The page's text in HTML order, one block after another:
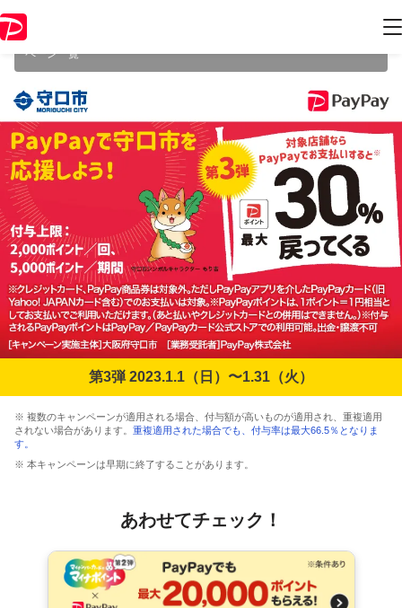
ジ内の情報はキャンペーン終了時点のものになります。
ペーン一覧
第3弾 2023.1.1（日）〜1.31（火）
※ 複数のキャンペーンが適用される場合、付与額が高いものが適用され、重複適用
されない場合があります。 重複適用された場合でも、付与率は最大66.5％となりま
す。
※ 本キャンペーンは早期に終了することがあります。
あわせてチェック！